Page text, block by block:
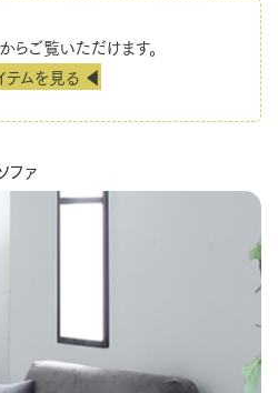
らご覧いただけます。
テムを見る ◀
ファ